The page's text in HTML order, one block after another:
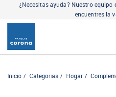
¿Necesitas ayuda? Nuestro equipo
encuentres la
Inicio Categorias Hogar